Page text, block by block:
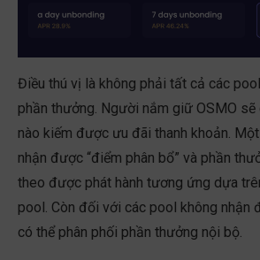
Điều thú vị là không phải tất cả các
phần thưởng. Người nắm giữ OSMO sẽ
nào kiếm được ưu đãi thanh khoản.
nhận được “điểm phân bổ” và phần
theo được phát hành tương ứng dựa
pool. Còn đối với các pool không nhận
có thể phân phối phần thưởng nội bộ.